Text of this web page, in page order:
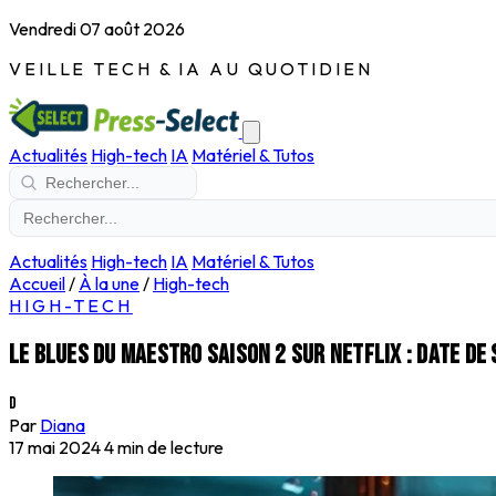
Vendredi 07 août 2026
VEILLE TECH & IA AU QUOTIDIEN
Actualités High-tech IA Matériel & Tutos
Actualités High-tech IA Matériel & Tutos
Accueil/ À la une/ High-tech
HIGH-TECH
Le Blues du Maestro saison 2 sur Netflix : date
D
Par Diana
17 mai 20244 min de lecture